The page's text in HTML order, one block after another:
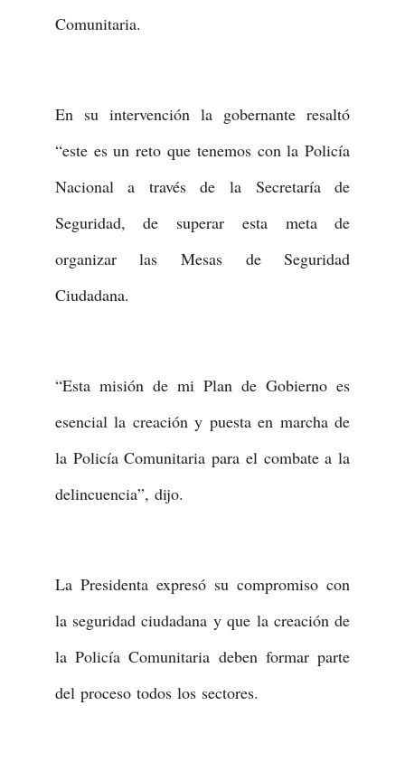
Comunitaria.
En su intervención la gobernante resaltó
“este es un reto que tenemos con la Policía
Nacional a través de la Secretaría de
Seguridad, de superar esta meta de
organizar las Mesas de Seguridad
Ciudadana.
“Esta misión de mi Plan de Gobierno es
esencial la creación y puesta en marcha de
la Policía Comunitaria para el combate a la
delincuencia”, dijo.
La Presidenta expresó su compromiso con
la seguridad ciudadana y que la creación de
la Policía Comunitaria deben formar parte
del proceso todos los sectores.